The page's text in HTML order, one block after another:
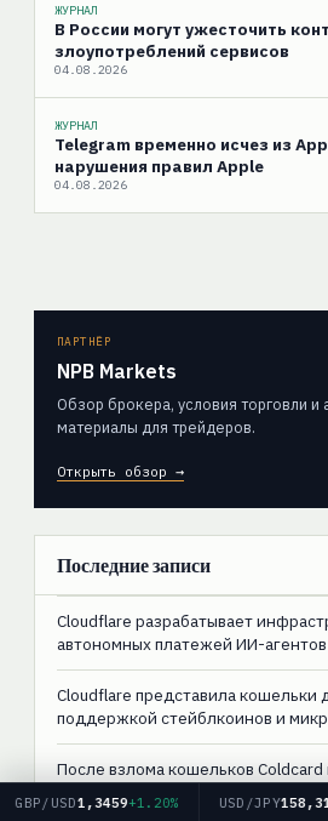
ЖУРНАЛ
В России могут ужесточить
злоупотреблений сервисов
04.08.2026
ЖУРНАЛ
Telegram временно исчез из
нарушения правил Apple
04.08.2026
ПАРТНЁР
NPB Markets
Обзор брокера, условия торговли и
материалы для трейдеров.
Открыть обзор →
Последние записи
Cloudflare разрабатывает
автономных платежей ИИ-
Cloudflare представила кошельки
поддержкой стейблкоинов и
После взлома кошельков Coldcard
адреса
USD 1,3459+1.20% USD/JPY 158,318